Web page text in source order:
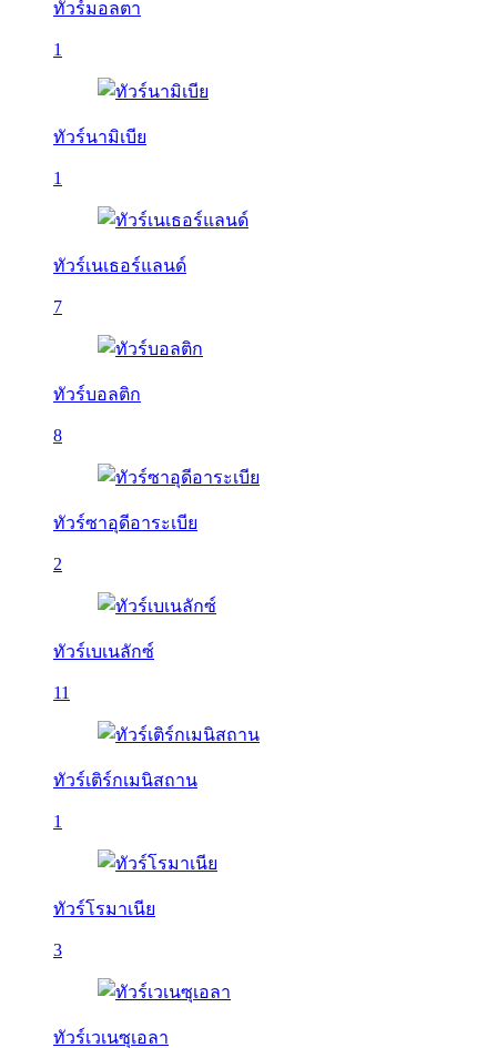
ทัวร์มอลตา
1
ทัวร์นามิเบีย
1
ทัวร์เนเธอร์แลนด์
7
ทัวร์บอลติก
8
ทัวร์ซาอุดีอาระเบีย
2
ทัวร์เบเนลักซ์
11
ทัวร์เติร์กเมนิสถาน
1
ทัวร์โรมาเนีย
3
ทัวร์เวเนซุเอลา